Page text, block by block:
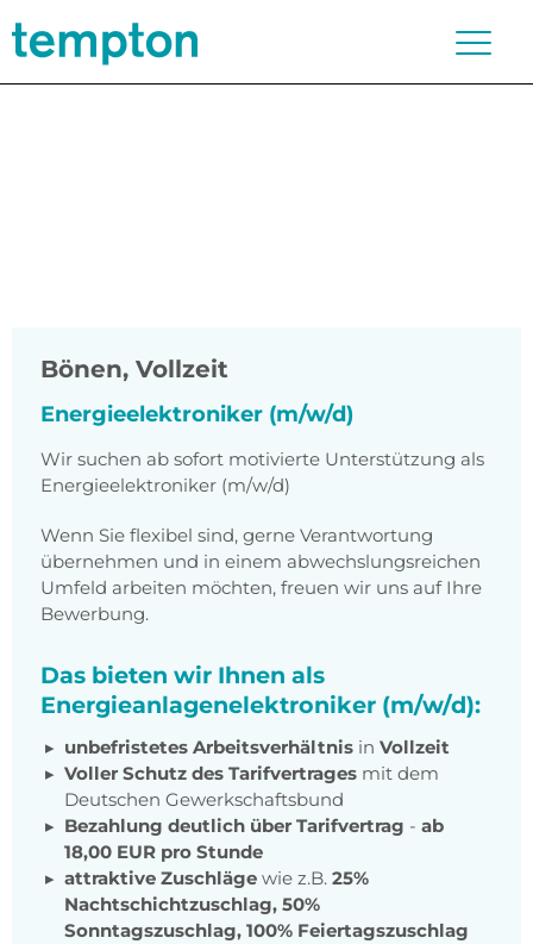
Bönen, Vollzeit
Energieelektroniker (m/w/d)
Wir suchen ab sofort motivierte Unterstützung als
Energieelektroniker (m/w/d)
Wenn Sie flexibel sind, gerne Verantwortung
übernehmen und in einem abwechslungsreichen
Umfeld arbeiten möchten, freuen wir uns auf Ihre
Bewerbung.
Das bieten wir Ihnen als
Energieanlagenelektroniker (m/w/d):
unbefristetes Arbeitsverhältnis in Vollzeit
Voller Schutz des Tarifvertrages mit dem
Deutschen Gewerkschaftsbund
Bezahlung deutlich über Tarifvertrag - ab
18,00 EUR pro Stunde
attraktive Zuschläge wie z.B. 25%
Nachtschichtzuschlag, 50%
Sonntagszuschlag, 100% Feiertagszuschlag